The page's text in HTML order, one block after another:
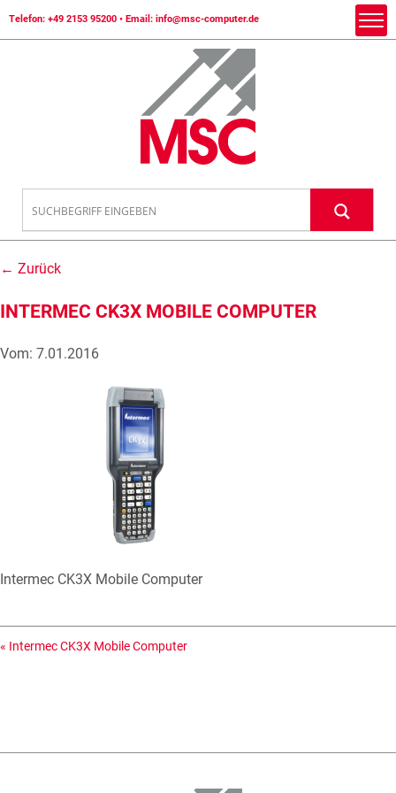
Telefon: +49 2153 95200 • Email: info@msc-computer.de
← Zurück
INTERMEC CK3X MOBILE COMPUTER
Vom: 7.01.2016
Intermec CK3X Mobile Computer
« Intermec CK3X Mobile Computer